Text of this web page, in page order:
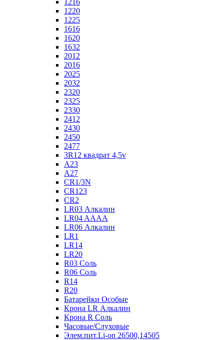
1216
1220
1225
1616
1620
1632
2012
2016
2025
2032
2320
2325
2330
2412
2430
2450
2477
3R12 квадрат 4,5v
A23
A27
CR1/3N
CR123
CR2
LR03 Алкалин
LR04 AAAA
LR06 Алкалин
LR1
LR14
LR20
R03 Соль
R06 Соль
R14
R20
Батарейки Особые
Крона LR Алкалин
Крона R Соль
Часовые/Слуховые
Элем.пит.Li-on 26500,14505